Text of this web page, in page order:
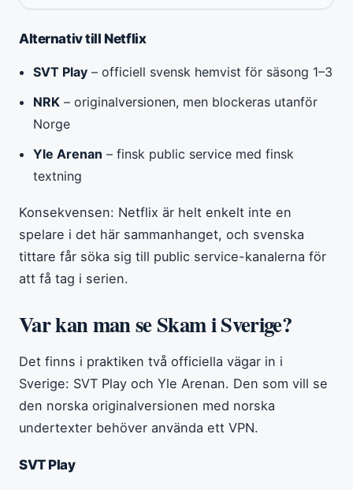
Alternativ till Netflix
SVT Play – officiell svensk hemvist för säsong 1–3
NRK – originalversionen, men blockeras utanför
Norge
Yle Arenan – finsk public service med finsk
textning
Konsekvensen: Netflix är helt enkelt inte en
spelare i det här sammanhanget, och svenska
tittare får söka sig till public service-kanalerna för
att få tag i serien.
Var kan man se Skam i Sverige?
Det finns i praktiken två officiella vägar in i
Sverige: SVT Play och Yle Arenan. Den som vill se
den norska originalversionen med norska
undertexter behöver använda ett VPN.
SVT Play